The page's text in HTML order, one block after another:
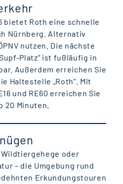
bietet Roth eine schnelle
Nürnberg. Alternativ
nutzen. Die nächste
Platz“ ist fußläufig in
Außerdem erreichen Sie
Haltestelle „Roth“. Mit
und RE60 erreichen Sie
20 Minuten.
oder
– die Umgebung rund
Erkundungstouren